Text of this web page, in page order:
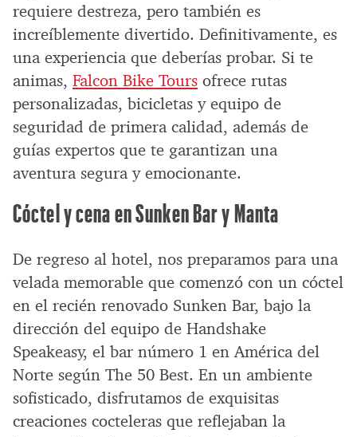
requiere destreza, pero también es
increíblemente divertido. Definitivamente, es
una experiencia que deberías probar. Si te
animas, Falcon Bike Tours ofrece rutas
personalizadas, bicicletas y equipo de
seguridad de primera calidad, además de
guías expertos que te garantizan una
aventura segura y emocionante.
Cóctel y cena en Sunken Bar y Manta
De regreso al hotel, nos preparamos para una
velada memorable que comenzó con un cóctel
en el recién renovado Sunken Bar, bajo la
dirección del equipo de Handshake
Speakeasy, el bar número 1 en América del
Norte según The 50 Best. En un ambiente
sofisticado, disfrutamos de exquisitas
creaciones cocteleras que reflejaban la